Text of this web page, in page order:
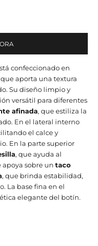
confeccionado en
que aporta una textura
Su diseño limpio y
versátil para diferentes
afinada, que estiliza la
En el lateral interno
el calce y
En la parte superior
, que ayuda al
sobre un taco
, que brinda estabilidad,
La base fina en el
elegante del botín.